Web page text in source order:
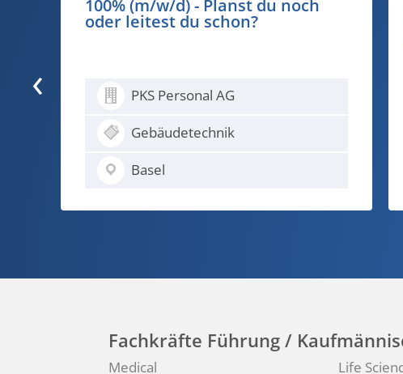
deine Schweissnähte sind im
besten Fall für die Ewigkeit
PKS Personal AG
Metall / Maschinen
Basel
‹
Fachkräfte Führung /
Medical Life